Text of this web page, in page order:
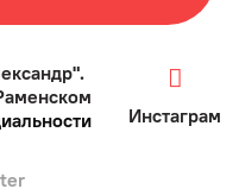
Инстаграм